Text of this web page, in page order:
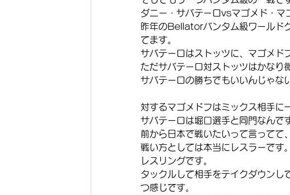
ダニー・サバテーロvsマゴメド・マ
昨年のBellatorバンタム級ワールド
てます。
サバテーロはストッツに、マゴメド
ただサバテーロ対ストッツはかなり
サバテーロの勝ちでもいいんじゃな
対するマゴメドフはミックス相手に
サバテーロは堀口選手と同門なんで
前から日本で戦いたいって言ってて
戦い方としては本当にレスラーです。
レスリングです。
タックルして相手をテイクダウンし
つ感じです。